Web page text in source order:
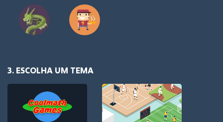
3. ESCOLHA UM TEMA